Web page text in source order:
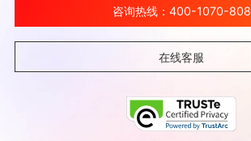
咨询热线：400-1070-808
在线客服